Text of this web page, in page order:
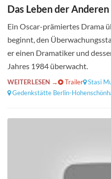
Das Leben der Anderen
Ein Oscar-prämiertes Drama
beginnt, den
er einen Dramatiker und
Jahres 1984 überwacht.
WEITERLESEN → Trailer Stasi
Gedenkstätte Berlin-